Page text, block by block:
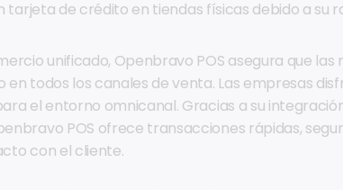
tarjeta de crédito en tiendas físicas debido a su
unificado, Openbravo POS asegura que
en todos los canales de venta. Las empresas
el entorno omnicanal. Gracias a su
POS ofrece transacciones rápidas,
con el cliente.